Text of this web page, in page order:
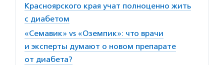
Красноярского края учат полноценно жить
с диабетом
«Семавик» vs «Оземпик»: что врачи
и эксперты думают о новом препарате
от диабета?